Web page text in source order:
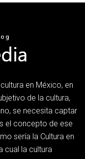
en México, en
de la cultura,
se necesita captar
el concepto de ese
sería la Cultura en
cual la cultura